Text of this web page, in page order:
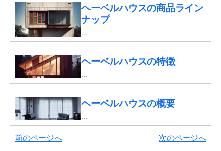
ヘーベルハウスの商品ライン
ナップ
...
ヘーベルハウスの特徴
...
ヘーベルハウスの概要
...
前のページへ 次のページへ